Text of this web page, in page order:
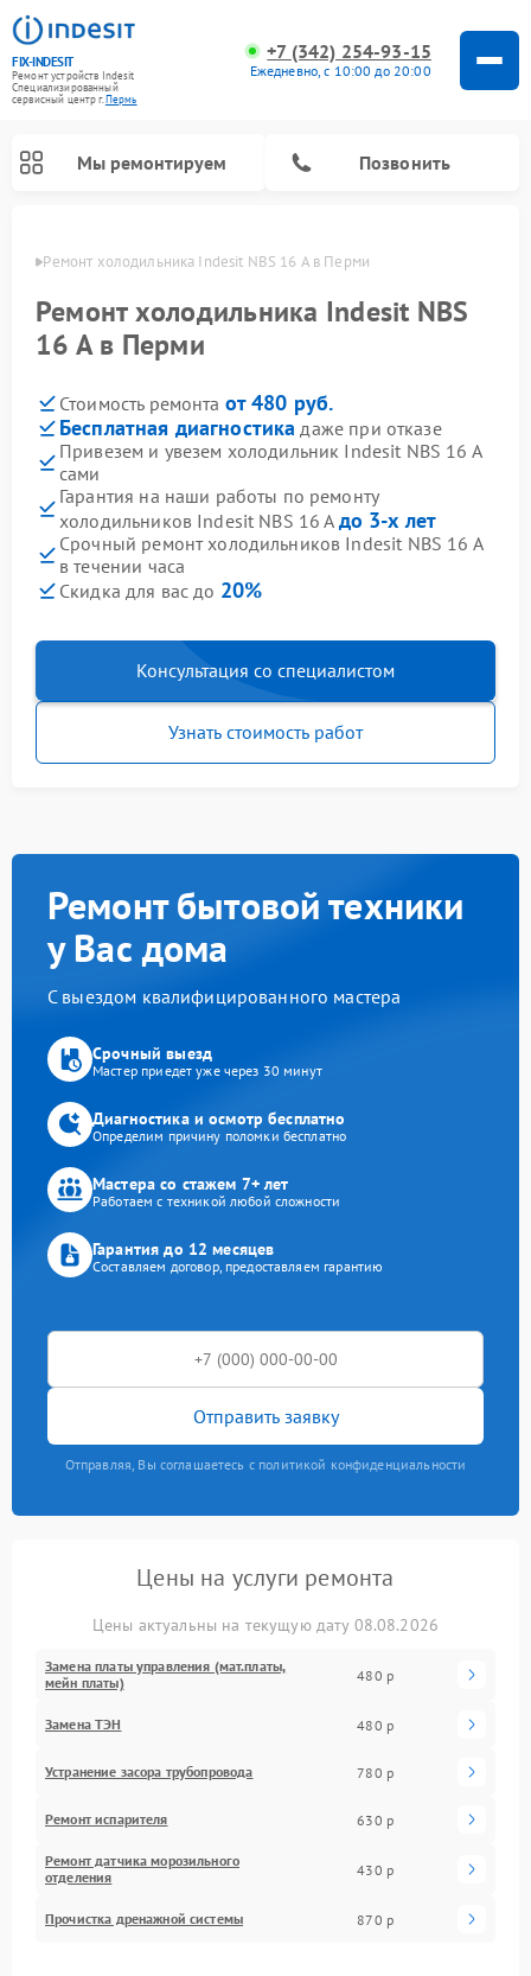
FIX-INDESIT
Ремонт устройств Indesit
Специализированный
cервисный центр г.Пермь
+7 (342) 254-93-15
Ежедневно, с 10:00 до 20:00
Мы ремонтируем Позвонить
Ремонт холодильника Indesit NBS 16 A в Перми
Ремонт холодильника Indesit NBS
16 A в Перми
Стоимость ремонта от 480 руб.
Бесплатная диагностика даже при отказе
Привезем и увезем холодильник Indesit NBS 16 A
сами
Гарантия на наши работы по ремонту
холодильников Indesit NBS 16 A до 3-х лет
Срочный ремонт холодильников Indesit NBS 16 A
в течении часа
Скидка для вас до 20%
Консультация со специалистом
Узнать стоимость работ
Ремонт бытовой техники
у Вас дома
С выездом квалифицированного мастера
Срочный выезд
Мастер приедет уже через 30 минут
Диагностика и осмотр бесплатно
Определим причину поломки бесплатно
Мастера со стажем 7+ лет
Работаем с техникой любой сложности
Гарантия до 12 месяцев
Составляем договор, предоставляем гарантию
Отправить заявку
Отправляя, Вы соглашаетесь с политикой конфиденциальности
Цены на услуги ремонта
Цены актуальны на текущую дату 08.08.2026
Замена платы управления (мат.платы,
мейн платы)
480 р
Замена ТЭН 480 р
Устранение засора трубопровода 780 р
Ремонт испарителя 630 р
Ремонт датчика морозильного
отделения
430 р
Прочистка дренажной системы 870 р